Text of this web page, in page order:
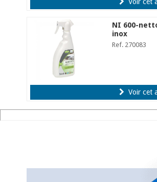
NI 600-
inox
Ref. 270083
Voir cet